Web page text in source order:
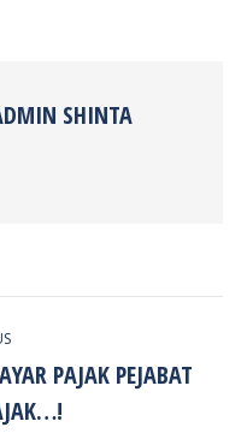
SHINTA
PAJAK PEJABAT